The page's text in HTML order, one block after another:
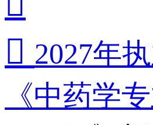
 2027年
《中药学